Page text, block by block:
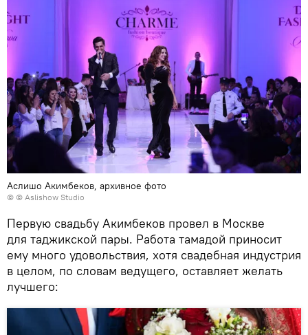
Аслишо Акимбеков, архивное фото
© © Aslishow Studio
Первую свадьбу Акимбеков провел в Москве
для таджикской пары. Работа тамадой приносит
ему много удовольствия, хотя свадебная индустрия
в целом, по словам ведущего, оставляет желать
лучшего: